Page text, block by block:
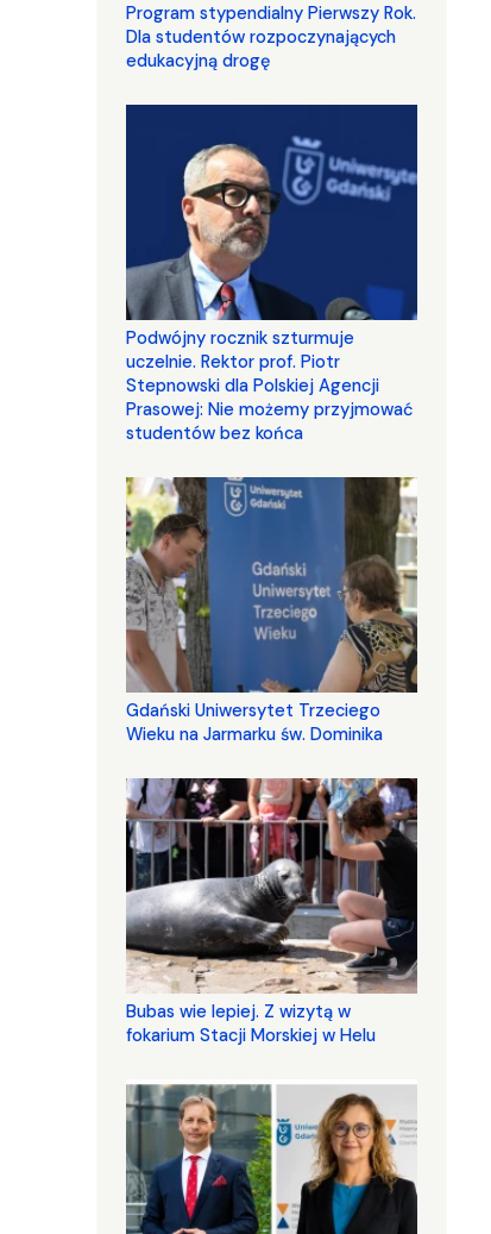
Program stypendialny Pierwszy Rok.
Dla studentów rozpoczynających
edukacyjną drogę
Podwójny rocznik szturmuje
uczelnie. Rektor prof. Piotr
Stepnowski dla Polskiej Agencji
Prasowej: Nie możemy przyjmować
studentów bez końca
Gdański Uniwersytet Trzeciego
Wieku na Jarmarku św. Dominika
Bubas wie lepiej. Z wizytą w
fokarium Stacji Morskiej w Helu